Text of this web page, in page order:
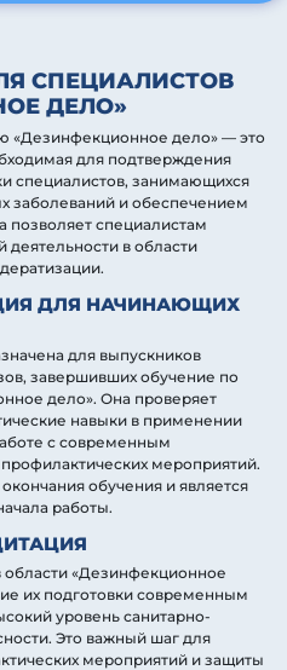
СПЕЦИАЛИСТОВ
ДЕЛО»
«Дезинфекционное дело» — это
для подтверждения
специалистов, занимающихся
заболеваний и обеспечением
позволяет специалистам
деятельности в области
ДЛЯ НАЧИНАЮЩИХ
для выпускников
завершивших обучение по
дело». Она проверяет
навыки в применении
с современным
мероприятий.
обучения и является
работы.
области «Дезинфекционное
их подготовки современным
уровень санитарно-
Это важный шаг для
мероприятий и защиты